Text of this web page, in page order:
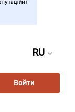
RU
Войти